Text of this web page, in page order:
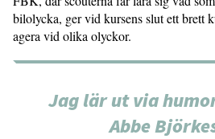
bilolycka, ger vid kursens slut ett brett
agera vid olika olyckor.
Jag lär ut via
Abbe